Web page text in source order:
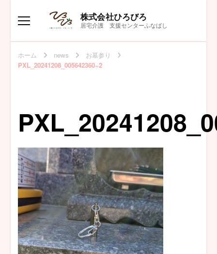
株式会社ひろびろ
居宅介護 支援センターふなばし
ホーム news
お墓参り
PXL_20241208_005642360~2